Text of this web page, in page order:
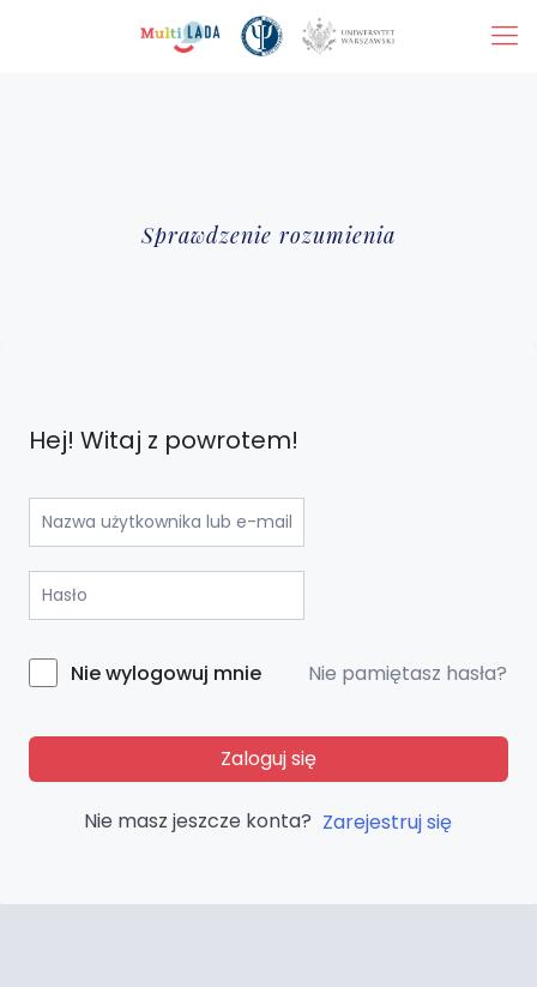
Sprawdzenie rozumienia
Hej! Witaj z powrotem!
Nie wylogowuj mnie Nie pamiętasz hasła?
Zaloguj się
Nie masz jeszcze konta? Zarejestruj się